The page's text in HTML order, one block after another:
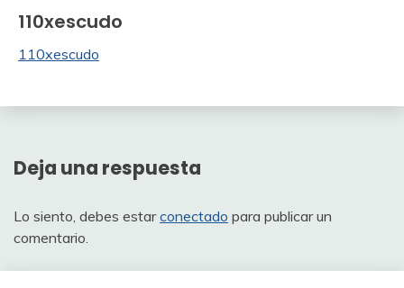
110xescudo
110xescudo
Deja una respuesta
Lo siento, debes estarconectado para publicar un
comentario.